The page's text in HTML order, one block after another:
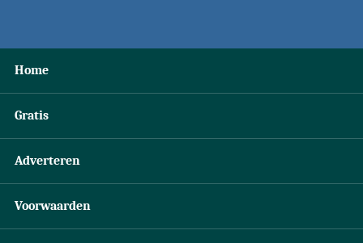
Home
Gratis
Adverteren
Voorwaarden